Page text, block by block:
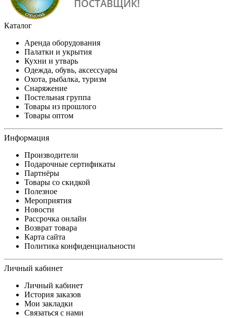
Каталог
Аренда оборудования
Палатки и укрытия
Кухни и утварь
Одежда, обувь, аксессуары
Охота, рыбалка, туризм
Снаряжение
Постельная группа
Товары из прошлого
Товары оптом
Информация
Производители
Подарочные сертификаты
Партнёры
Товары со скидкой
Полезное
Мероприятия
Новости
Рассрочка онлайн
Возврат товара
Карта сайта
Политика конфиденциальности
Личный кабинет
Личный кабинет
История заказов
Мои закладки
Связаться с нами